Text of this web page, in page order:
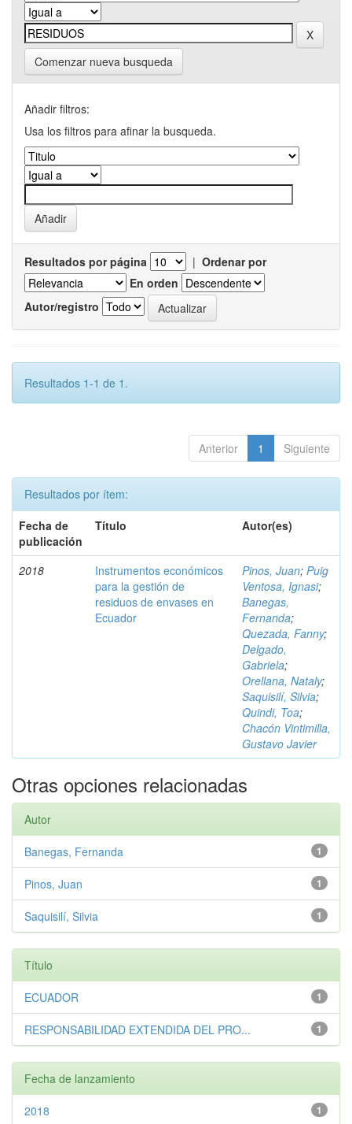
Comenzar nueva busqueda
Añadir filtros:
Usa los filtros para afinar la busqueda.
Resultados por página | Ordenar por
En orden
Autor/registro
Resultados 1-1 de 1.
Anterior 1 Siguiente
Resultados por ítem:
Fecha de
publicación
Título Autor(es)
2018
Instrumentos económicos
para la gestión de
residuos de envases en
Ecuador
Pinos, Juan; Puig
Ventosa, Ignasi;
Banegas,
Fernanda;
Quezada, Fanny;
Delgado,
Gabriela;
Orellana, Nataly;
Saquisilí, Silvia;
Quindi, Toa;
Chacón Vintimilla,
Gustavo Javier
Otras opciones relacionadas
Autor
1
Banegas, Fernanda
1
Pinos, Juan
1
Saquisilí, Silvia
Título
1
ECUADOR
1
RESPONSABILIDAD EXTENDIDA DEL PRO...
Fecha de lanzamiento
1
2018